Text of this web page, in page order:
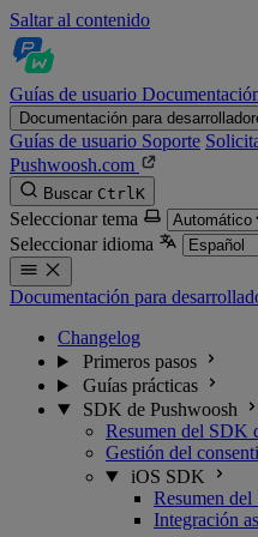
Saltar al contenido
Guías de usuario
Documentación para
Guías de usuario Soporte
Pushwoosh.com
Buscar CtrlK
Seleccionar tema
Seleccionar idioma
Documentación para
Changelog
Primeros pasos
Guías prácticas
SDK de Pushwoosh
Resumen del SDK
Gestión del
iOS SDK
Resumen
Integración